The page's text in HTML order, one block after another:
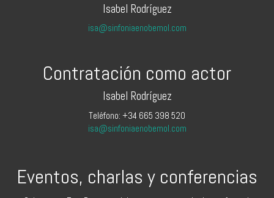
Isabel Rodríguez
isa@sinfoniaenobemol.com
Contratación como actor
Isabel Rodríguez
Teléfono: +34 665 398 520
isa@sinfoniaenobemol.com
Eventos, charlas y conferencias